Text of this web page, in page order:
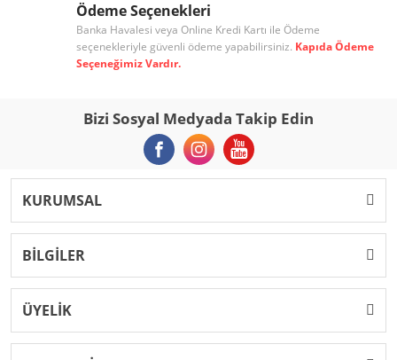
Ödeme Seçenekleri
Banka Havalesi veya Online Kredi Kartı ile Ödeme
seçenekleriyle güvenli ödeme yapabilirsiniz. Kapıda Ödeme
Seçeneğimiz Vardır.
Bizi Sosyal Medyada Takip Edin
KURUMSAL
BİLGİLER
ÜYELİK